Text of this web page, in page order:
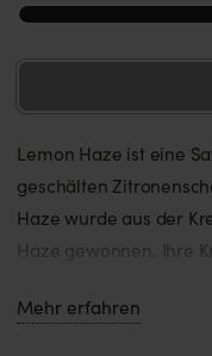
Lemon Haze ist eine
geschälten
Haze wurde aus der
Haze gewonnen. Ihre
die gelbe Färbung
Mehr erfahren